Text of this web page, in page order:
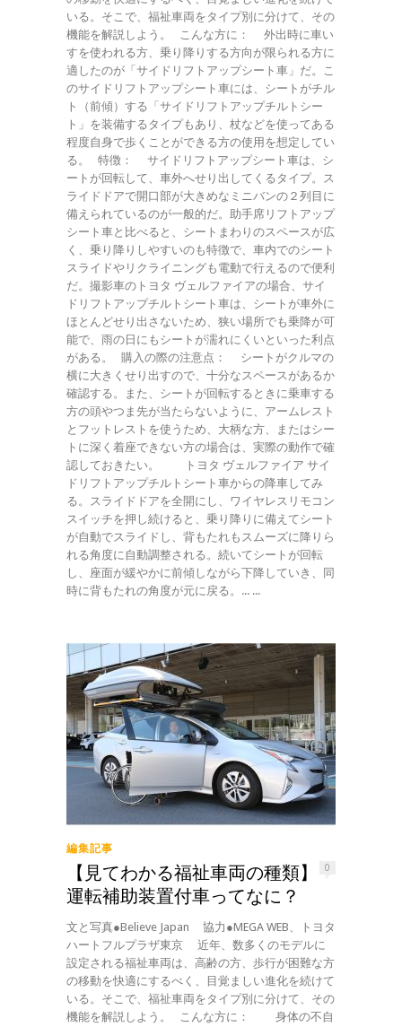
いる。そこで、福祉車両をタイプ別に分けて、その
機能を解説しよう。 こんな方に： 外出時に車い
すを使われる方、乗り降りする方向が限られる方に
適したのが「サイドリフトアップシート車」だ。こ
のサイドリフトアップシート車には、シートがチル
ト（前傾）する「サイドリフトアップチルトシー
ト」を装備するタイプもあり、杖などを使ってある
程度自身で歩くことができる方の使用を想定してい
る。 特徴： サイドリフトアップシート車は、シ
ートが回転して、車外へせり出してくるタイプ。ス
ライドドアで開口部が大きめなミニバンの２列目に
備えられているのが一般的だ。助手席リフトアップ
シート車と比べると、シートまわりのスペースが広
く、乗り降りしやすいのも特徴で、車内でのシート
スライドやリクライニングも電動で行えるので便利
だ。撮影車のトヨタ ヴェルファイアの場合、サイ
ドリフトアップチルトシート車は、シートが車外に
ほとんどせり出さないため、狭い場所でも乗降が可
能で、雨の日にもシートが濡れにくいといった利点
がある。 購入の際の注意点： シートがクルマの
横に大きくせり出すので、十分なスペースがあるか
確認する。また、シートが回転するときに乗車する
方の頭やつま先が当たらないように、アームレスト
とフットレストを使うため、大柄な方、またはシー
トに深く着座できない方の場合は、実際の動作で確
認しておきたい。 トヨタ ヴェルファイア サイ
ドリフトアップチルトシート車からの降車してみ
る。スライドドアを全開にし、ワイヤレスリモコン
スイッチを押し続けると、乗り降りに備えてシート
が自動でスライドし、背もたれもスムーズに降りら
れる角度に自動調整される。続いてシートが回転
し、座面が緩やかに前傾しながら下降していき、同
時に背もたれの角度が元に戻る。... ...
編集記事
0
【見てわかる福祉車両の種類】
運転補助装置付車ってなに？
文と写真●Believe Japan 協力●MEGA WEB、トヨタ
ハートフルプラザ東京 近年、数多くのモデルに
設定される福祉車両は、高齢の方、歩行が困難な方
の移動を快適にするべく、目覚ましい進化を続けて
いる。そこで、福祉車両をタイプ別に分けて、その
機能を解説しよう。 こんな方に： 身体の不自